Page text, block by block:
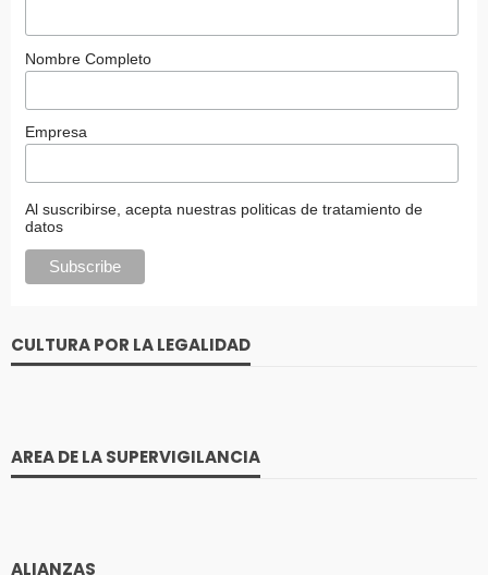
Nombre Completo
Empresa
Al suscribirse, acepta nuestras politicas de tratamiento de
datos
CULTURA POR LA LEGALIDAD
AREA DE LA SUPERVIGILANCIA
ALIANZAS